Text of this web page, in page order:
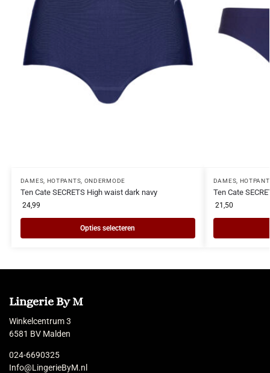
DAMES HOTPANTS ONDERMODE
Ten Cate SECRETS High waist dark navy
24,99
Opties selecteren
DAMES
Ten Cate
21,50
Lingerie By M
Winkelcentrum 3
6581 BV Malden
024-6690325
Info@LingerieByM.nl